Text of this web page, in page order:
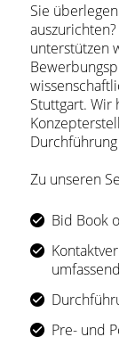
Sie
unterstützen
Stuttgart. Wir
Zu unseren
Bid Book
Pre- und